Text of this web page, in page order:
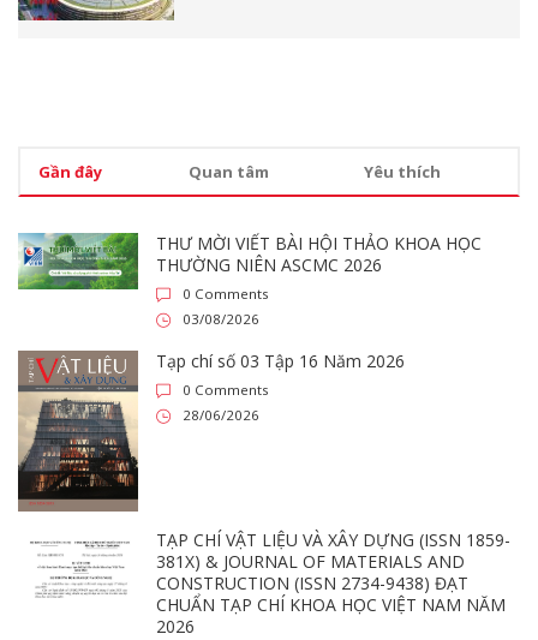
Gần đây Quan tâm Yêu thích
THƯ MỜI VIẾT BÀI HỘI THẢO KHOA HỌC
THƯỜNG NIÊN ASCMC 2026
0 Comments
03/08/2026
Tạp chí số 03 Tập 16 Năm 2026
0 Comments
28/06/2026
TẠP CHÍ VẬT LIỆU VÀ XÂY DỰNG (ISSN 1859-
381X) & JOURNAL OF MATERIALS AND
CONSTRUCTION (ISSN 2734-9438) ĐẠT
CHUẨN TẠP CHÍ KHOA HỌC VIỆT NAM NĂM
2026